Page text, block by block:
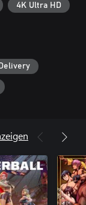
4K Ultra HD